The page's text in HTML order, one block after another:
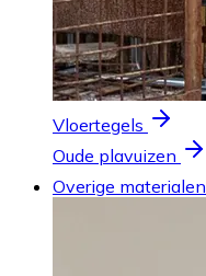
Vloertegels
Oude plavuizen
Overige materialen